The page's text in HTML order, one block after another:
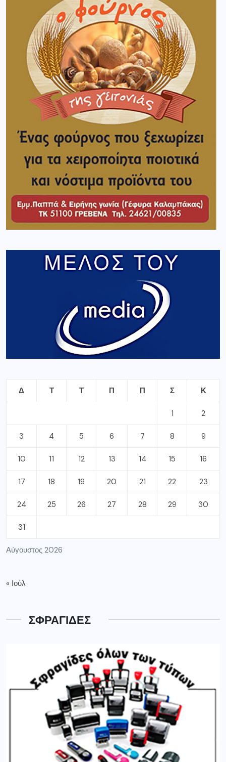
Αύγουστος 2026
Δ Τ Τ Π Π Σ Κ
1 2
3 4 5 6 7 8 9
10 11 12 13 14 15 16
17 18 19 20 21 22 23
24 25 26 27 28 29 30
31
« Ιούλ
ΣΦΡΑΓΙΔΕΣ